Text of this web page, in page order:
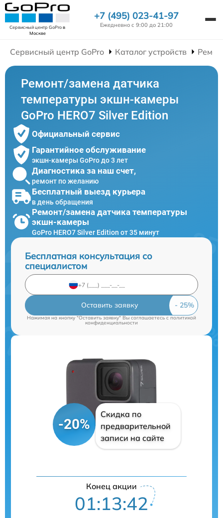
Сервисный центр GoProв
Москве
+7 (495) 023-41-97
Ежедневно с 9:00 до 21:00
Сервисный центр GoPro Каталог устройств
Ремонт/замена датчика
температуры экшн-камеры
GoPro HERO7 Silver Edition
Официальный сервис
Гарантийное обслуживание
экшн-камеры GoPro до 3 лет
Диагностика за наш счет,
ремонт по желанию
Бесплатный выезд курьера
в день обращения
Ремонт/замена датчика температуры
экшн-камеры
GoPro HERO7 Silver Edition от 35 минут
Бесплатная консультация со
специалистом
Оставить заявку
Нажимая на кнопку "Оставить заявку" Вы соглашаетесь c политикой
конфиденциальности
-20%
Скидка по
предварительной
записи на сайте
Конец акции
01:13:41